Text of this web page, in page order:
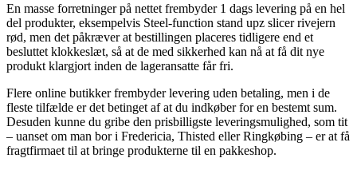
En masse forretninger på nettet frembyder 1 dags levering på en hel
del produkter, eksempelvis Steel-function stand upz slicer rivejern
rød, men det påkræver at bestillingen placeres tidligere end et
besluttet klokkeslæt, så at de med sikkerhed kan nå at få dit nye
produkt klargjort inden de lageransatte får fri.
Flere online butikker frembyder levering uden betaling, men i de
fleste tilfælde er det betinget af at du indkøber for en bestemt sum.
Desuden kunne du gribe den prisbilligste leveringsmulighed, som tit
– uanset om man bor i Fredericia, Thisted eller Ringkøbing – er at få
fragtfirmaet til at bringe produkterne til en pakkeshop.